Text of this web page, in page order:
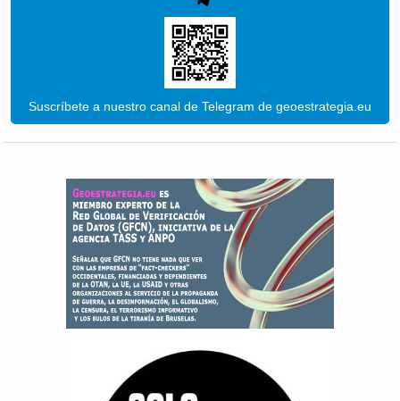
Suscríbete a nuestro canal de Telegram de geoestrategia.eu